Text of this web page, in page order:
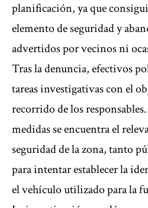
planificación, ya que
elemento de seguridad y
advertidos por vecinos ni
Tras la denuncia, efectivos
tareas investigativas con el
recorrido de los
medidas se encuentra el
seguridad de la zona, tanto
para intentar establecer la
el vehículo utilizado para la